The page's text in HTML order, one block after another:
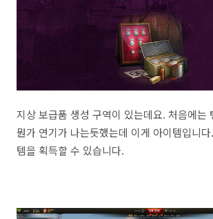
지상 보급품 생성 구역이 있는데요. 처음에는
뭔가 연기가 나는듯했는데 이게 아이템입니
템을 획득할 수 있습니다.